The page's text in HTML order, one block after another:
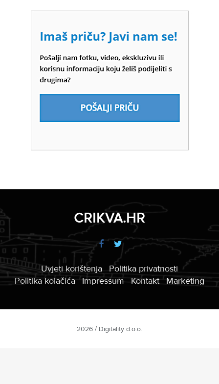
CRIKVA.HR
Uvjeti korištenja
Politika privatnosti
Politika kolačića
Impressum Kontakt Marketing
2026 / Digitality d.o.o.